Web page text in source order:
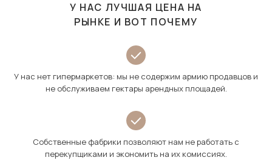
У НАС ЛУЧШАЯ ЦЕНА НА
РЫНКЕ И ВОТ ПОЧЕМУ
У нас нет гипермаркетов: мы не содержим армию продавцов и
не обслуживаем гектары арендных площадей.
Собственные фабрики позволяют нам не работать с
перекупщиками и экономить на их комиссиях.